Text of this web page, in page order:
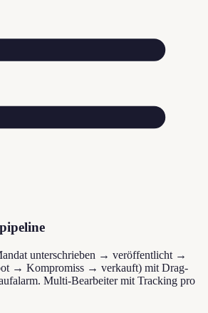
unterschrieben → veröffentlicht →
→ Kompromiss → verkauft) mit Drag-
Multi-Bearbeiter mit Tracking pro